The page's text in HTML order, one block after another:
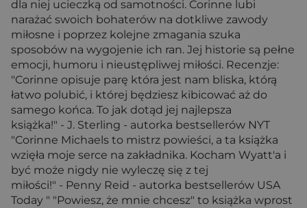
dla niej ucieczką od samotności. Corinne lubi
narażać swoich bohaterów na dotkliwe zawody
miłosne i poprzez kolejne zmagania szuka
sposobów na wygojenie ich ran. Jej historie są pełne
emocji, humoru i nieustępliwej miłości. Recenzje:
"Corinne opisuje parę która jest nam bliska, którą
łatwo polubić, i której będziesz kibicować aż do
samego końca. To jak dotąd jej najlepsza
książka!" - J. Sterling - autorka bestsellerów NYT
"Corinne Michaels to mistrz powieści, a ta książka
wzięła moje serce na zakładnika. Kocham Wyatt'a i
być może nigdy nie wyleczę się z tej
miłości!" - Penny Reid - autorka bestsellerów USA
Today " "Powiesz, że mnie chcesz" to książka wprost